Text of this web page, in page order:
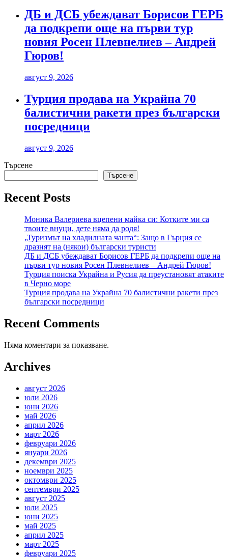
ДБ и ДСБ убеждават Борисов ГЕРБ
да подкрепи още на първи тур
новия Росен Плевнелиев – Андрей
Гюров!
август 9, 2026
Турция продава на Украйна 70
балистични ракети през български
посредници
август 9, 2026
Търсене
Търсене
Recent Posts
Моника Валериева вцепени майка си: Котките ми са
твоите внуци, дете няма да родя!
„Туризмът на хладилната чанта“: Защо в Гърция се
дразнят на (някои) български туристи
ДБ и ДСБ убеждават Борисов ГЕРБ да подкрепи още на
първи тур новия Росен Плевнелиев – Андрей Гюров!
Турция поиска Украйна и Русия да преустановят атаките
в Черно море
Турция продава на Украйна 70 балистични ракети през
български посредници
Recent Comments
Няма коментари за показване.
Archives
август 2026
юли 2026
юни 2026
май 2026
април 2026
март 2026
февруари 2026
януари 2026
декември 2025
ноември 2025
октомври 2025
септември 2025
август 2025
юли 2025
юни 2025
май 2025
април 2025
март 2025
февруари 2025